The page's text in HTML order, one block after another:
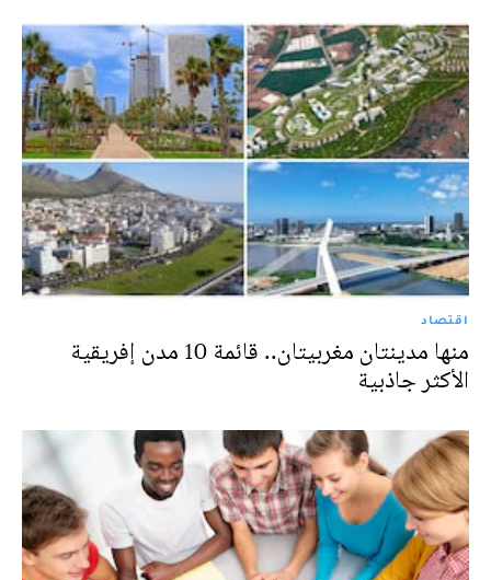
اقتصاد
منها مدينتان مغربيتان.. قائمة 10 مدن إفريقية
الأكثر جاذبية